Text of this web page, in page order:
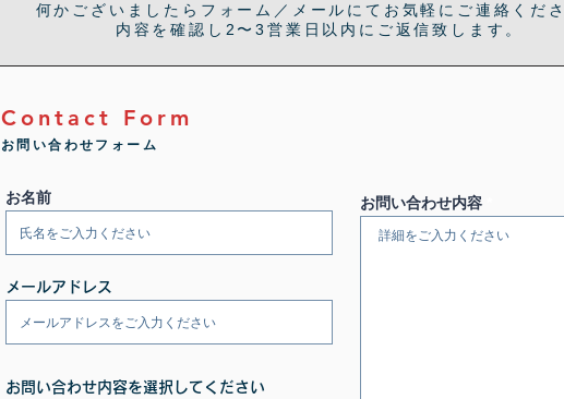
何かございましたらフォーム／メールにてお気軽にご連絡くだ
内容を確認し2〜3営業日以内にご返信致します。
Contact Form
お問い合わせフォーム
お名前
メールアドレス
お問い合わせ内容を選択してください
お問い合わせ内容